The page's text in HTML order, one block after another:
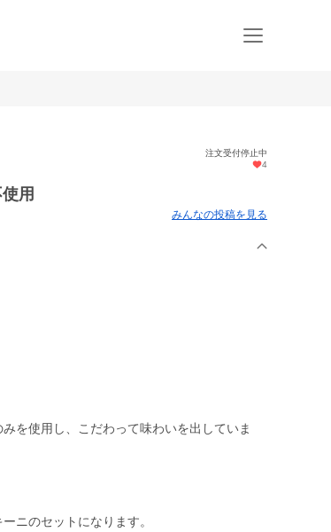
注文受付停止中
4
用
みんなの投稿を見る
を使用し、こだわって味わいを出していま
ニのセットになります。